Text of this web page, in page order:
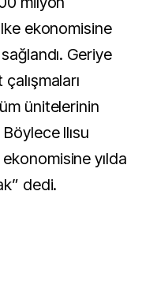
ekonomisine
Geriye
ünitelerinin
Ilısu
ekonomisine yılda
dedi.